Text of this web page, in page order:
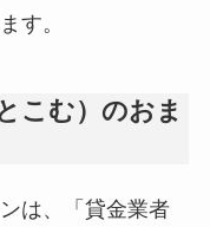
す。
こむ）のおま
は、「貸金業者